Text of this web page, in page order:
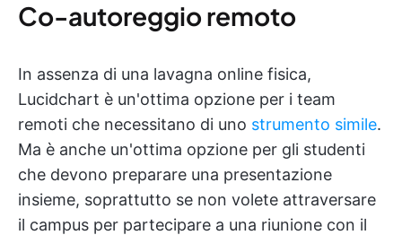
Co-autoreggio remoto
In assenza di una lavagna online fisica,
Lucidchart è un'ottima opzione per i team
remoti che necessitano di uno strumento simile.
Ma è anche un'ottima opzione per gli studenti
che devono preparare una presentazione
insieme, soprattutto se non volete attraversare
il campus per partecipare a una riunione con il